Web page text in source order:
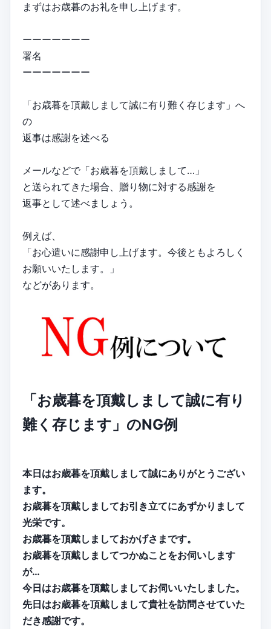
まずはお歳暮のお礼を申し上げます。
ーーーーーーー
署名
ーーーーーーー
「お歳暮を頂戴しまして誠に有り難く存じます」へ
の
返事は感謝を述べる
メールなどで「お歳暮を頂戴しまして…」
と送られてきた場合、贈り物に対する感謝を
返事として述べましょう。
例えば、
「お心遣いに感謝申し上げます。今後ともよろしく
お願いいたします。」
などがあります。
「お歳暮を頂戴しまして誠に有り
難く存じます」のNG例
本日はお歳暮を頂戴しまして誠にありがとうござい
ます。
お歳暮を頂戴しましてお引き立てにあずかりまして
光栄です。
お歳暮を頂戴しましておかげさまです。
お歳暮を頂戴しましてつかぬことをお伺いします
が…
今日はお歳暮を頂戴しましてお伺いいたしました。
先日はお歳暮を頂戴しまして貴社を訪問させていた
だき感謝です。